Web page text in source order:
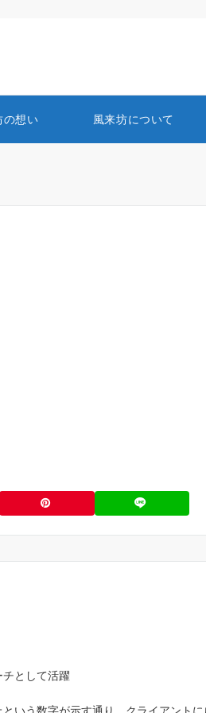
の想い 風来坊について
として活躍
いう数字が示す通り、クライアント